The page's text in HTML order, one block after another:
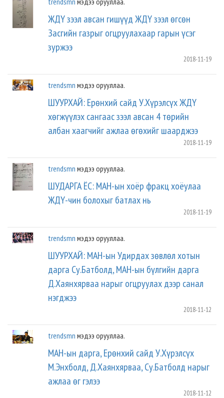
ЖДҮ зээл авсан гишүүд ЖДҮ зээл өгсөн
Засгийн газрыг огцруулахаар гарын үсэг
зуржээ
2018-11-19
trendsmn мэдээ орууллаа.
ШУУРХАЙ: Ерөнхий сайд У.Хүрэлсүх ЖДҮ
хөгжүүлэх сангаас зээл авсан 4 төрийн
албан хаагчийг ажлаа өгөхийг шаарджээ
2018-11-19
trendsmn мэдээ орууллаа.
ШУДАРГА ЁС: МАН-ын хоёр фракц хоёулаа
ЖДҮ-чин болохыг батлах нь
2018-11-19
trendsmn мэдээ орууллаа.
ШУУРХАЙ: МАН-ын Удирдах зөвлөл хотын
дарга Су.Батболд, МАН-ын бүлгийн дарга
Д.Хаянхярваа нарыг огцруулах дээр санал
нэгджээ
2018-11-12
trendsmn мэдээ орууллаа.
МАН-ын дарга, Ерөнхий сайд У.Хүрэлсүх
М.Энхболд, Д.Хаянхярваа, Су.Батболд нарыг
ажлаа өг гэлээ
2018-11-12